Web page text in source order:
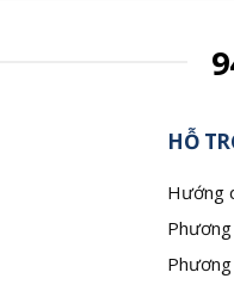
HỖ
Hướng